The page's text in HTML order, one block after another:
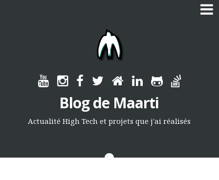
Blog de Maarti
Actualité High Tech et projets que j'ai réalisés